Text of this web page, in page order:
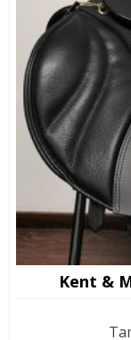
Kent &